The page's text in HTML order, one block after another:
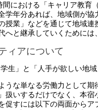
における「キャリア教育
学年分あれば、地域側が
授業」などを通じて地域
へと継承していくために
ィアについて
生」と「人手が欲しい地
うな単なる労働力として
扱いするだけでなく、本
促すには以下の両面からア